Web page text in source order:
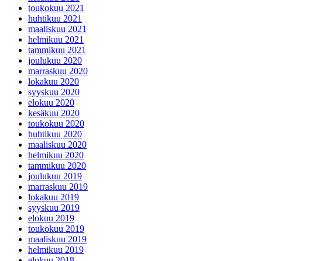
toukokuu 2021
huhtikuu 2021
maaliskuu 2021
helmikuu 2021
tammikuu 2021
joulukuu 2020
marraskuu 2020
lokakuu 2020
syyskuu 2020
elokuu 2020
kesäkuu 2020
toukokuu 2020
huhtikuu 2020
maaliskuu 2020
helmikuu 2020
tammikuu 2020
joulukuu 2019
marraskuu 2019
lokakuu 2019
syyskuu 2019
elokuu 2019
toukokuu 2019
maaliskuu 2019
helmikuu 2019